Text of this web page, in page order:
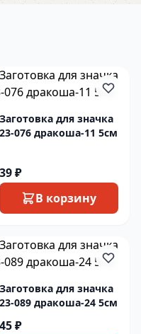
Заготовка для значка
23-076 дракоша-11 5см
39 ₽
В корзину
Заготовка для значка
23-089 дракоша-24 5см
45 ₽